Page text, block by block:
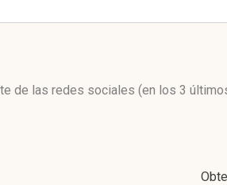
de las redes sociales (en los 3